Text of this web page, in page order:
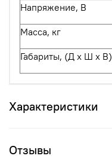
Напряжение, В
Масса, кг
Габариты, (Д х Ш х В)
Характеристики
Отзывы